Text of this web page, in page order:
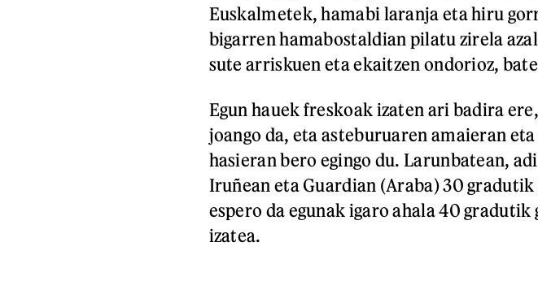
Euskalmetek, hamabi laranja eta hiru
bigarren hamabostaldian pilatu zirela
sute arriskuen eta ekaitzen ondorioz,
Egun hauek freskoak izaten ari badira
joango da, eta asteburuaren amaieran
hasieran bero egingo du. Larunbatean,
Iruñean eta Guardian (Araba) 30
espero da egunak igaro ahala 40
izatea.